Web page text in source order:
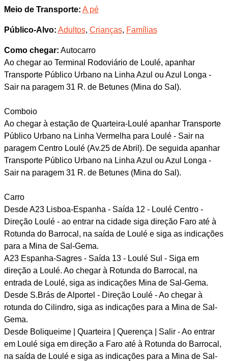
Meio de Transporte: A pé
Público-Alvo: Adultos, Crianças, Famílias
Como chegar: Autocarro
Ao chegar ao Terminal Rodoviário de Loulé, apanhar
Transporte Público Urbano na Linha Azul ou Azul Longa -
Sair na paragem 31 R. de Betunes (Mina do Sal).
Comboio
Ao chegar à estação de Quarteira-Loulé apanhar Transporte
Público Urbano na Linha Vermelha para Loulé - Sair na
paragem Centro Loulé (Av.25 de Abril). De seguida apanhar
Transporte Público Urbano na Linha Azul ou Azul Longa -
Sair na paragem 31 R. de Betunes (Mina do Sal).
Carro
Desde A23 Lisboa-Espanha - Saída 12 - Loulé Centro -
Direção Loulé - ao entrar na cidade siga direção Faro até à
Rotunda do Barrocal, na saída de Loulé e siga as indicações
para a Mina de Sal-Gema.
A23 Espanha-Sagres - Saída 13 - Loulé Sul - Siga em
direção a Loulé. Ao chegar à Rotunda do Barrocal, na
entrada de Loulé, siga as indicações Mina de Sal-Gema.
Desde S.Brás de Alportel - Direção Loulé - Ao chegar à
rotunda do Cilindro, siga as indicações para a Mina de Sal-
Gema.
Desde Boliqueime | Quarteira | Querença | Salir - Ao entrar
em Loulé siga em direção a Faro até à Rotunda do Barrocal,
na saída de Loulé e siga as indicações para a Mina de Sal-